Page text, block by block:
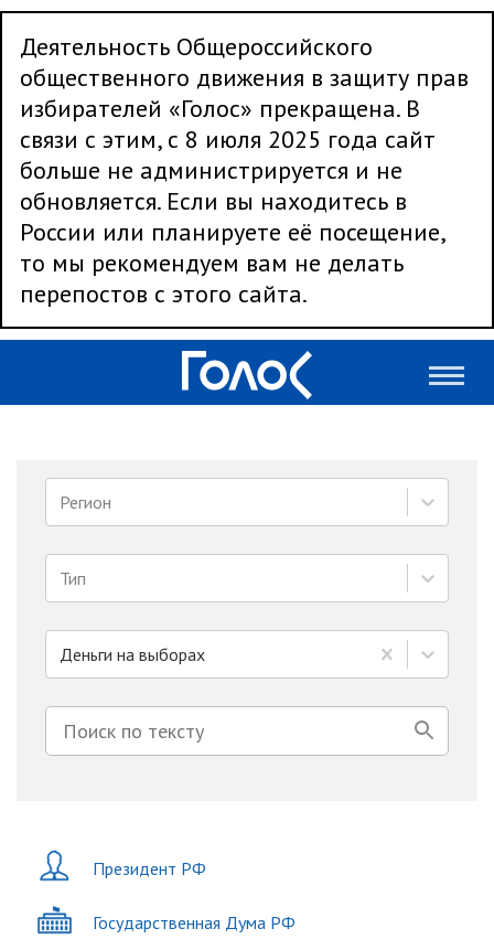
Деятельность Общероссийского
общественного движения в защиту прав
избирателей «Голос» прекращена. В
связи с этим, с 8 июля 2025 года сайт
больше не администрируется и не
обновляется. Если вы находитесь в
России или планируете её посещение,
то мы рекомендуем вам не делать
перепостов с этого сайта.
Регион
Тип
Деньги на выборах
Президент РФ
Государственная Дума РФ